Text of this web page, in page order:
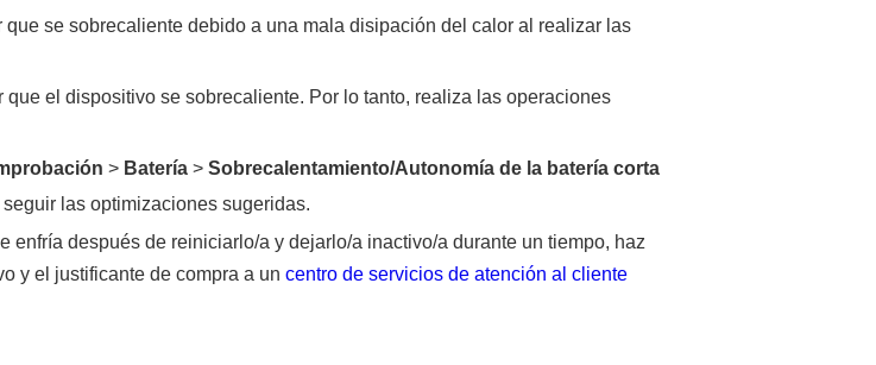
se sobrecaliente debido a una mala disipación del calor al realizar las
el dispositivo se sobrecaliente. Por lo tanto, realiza las operaciones
> Batería> Sobrecalentamiento/Autonomía de la batería corta
las optimizaciones sugeridas.
enfría después de reiniciarlo/a y dejarlo/a inactivo/a durante un tiempo, haz
y el justificante de compra a un centro de servicios de atención al cliente